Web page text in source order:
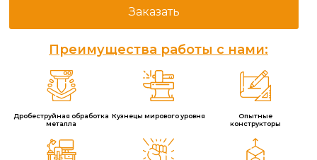
Заказать
Преимущества работы с нами:
Дробеструйная обработка
металла
Кузнецы мирового уровня
Опытные
конструкторы